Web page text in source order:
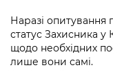
Наразі опитування
статус Захисника
щодо необхідних
лише вони самі.